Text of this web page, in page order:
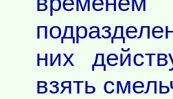
них
взять